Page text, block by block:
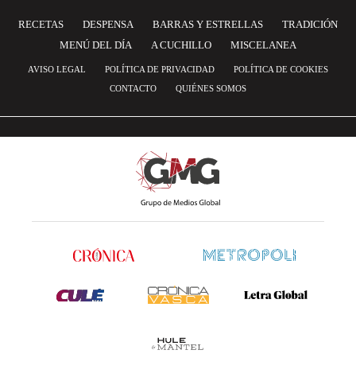
RECETAS DESPENSA BARRAS Y ESTRELLAS
TRADICIÓN
MENÚ DEL DÍA
A CUCHILLO MISCELANEA
AVISO LEGAL POLÍTICA DE PRIVACIDAD
POLÍTICA DE COOKIES
CONTACTO
QUIÉNES SOMOS